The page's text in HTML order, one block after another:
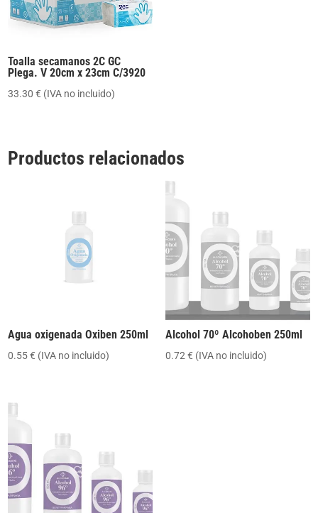
Toalla secamanos 2C GC
Plega. V 20cm x 23cm C/3920
33.30€ (IVA no incluido)
Productos relacionados
Agua oxigenada Oxiben 250ml
0.55€ (IVA no incluido)
Alcohol 70º Alcohoben 250ml
0.72 € (IVA no incluido)